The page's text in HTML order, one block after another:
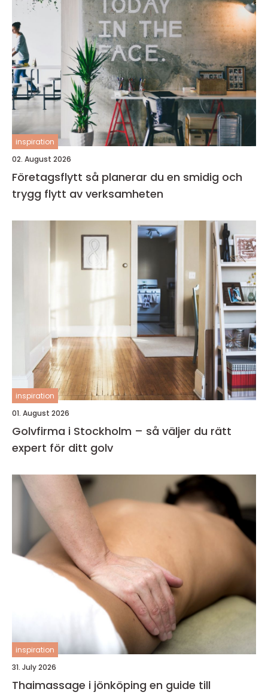
inspiration
02. August 2026
Företagsflytt så planerar du en smidig och
trygg flytt av verksamheten
inspiration
01. August 2026
Golvfirma i Stockholm – så väljer du rätt
expert för ditt golv
inspiration
31. July 2026
Thaimassage i jönköping en guide till